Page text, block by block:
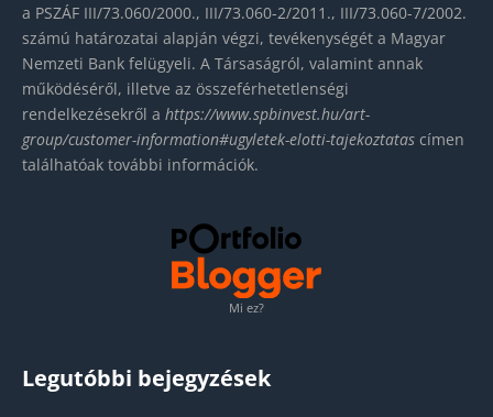
a PSZÁF III/73.060/2000., III/73.060-2/2011., III/73.060-7/2002.
számú határozatai alapján végzi, tevékenységét a Magyar
Nemzeti Bank felügyeli. A Társaságról, valamint annak
működéséről, illetve az összeférhetetlenségi
rendelkezésekről a https://www.spbinvest.hu/art-
group/customer-information#ugyletek-elotti-tajekoztatas címen
találhatóak további információk.
Mi ez?
Legutóbbi bejegyzések